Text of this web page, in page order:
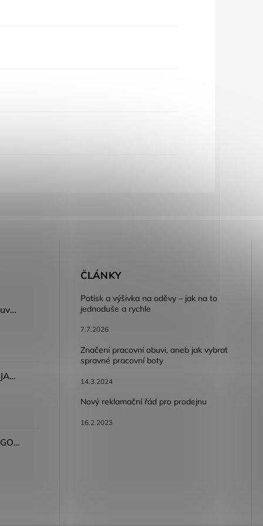
Dámský volnočasový nazouvák ARDON®JUNO - růžová
Dámské kalhoty ARDON®JASVENA šedá
Tričko ARDON®ULTRITE®GO! dámské růžová
ČLÁNKY
Potisk a výšivka na oděvy – jak na to
jednoduše a rychle
7.7.2026
Značení pracovní obuvi, aneb jak vybrat
spravné pracovní boty
14.3.2024
Nový reklamační řád pro prodejnu
16.2.2023